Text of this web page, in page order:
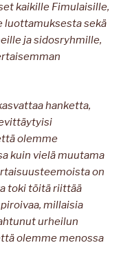
kaikille Fimulaisille,
luottamuksesta sekä
ja sidosryhmille,
hanketta,
olemme
kuin vielä muutama
on
toki töitä riittää
millaisia
urheilun
olemme menossa